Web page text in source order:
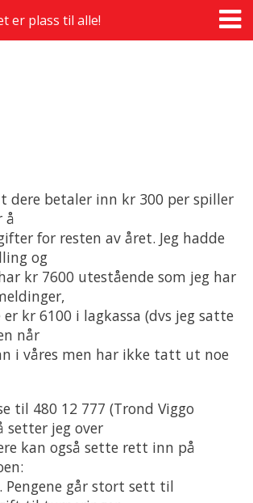
er plass til alle!
dere betaler inn kr 300 per spiller
å
for resten av året. Jeg hadde
og
kr 7600 utestående som jeg har
kr 6100 i lagkassa (dvs jeg satte
når
i våres men har ikke tatt ut noe
til 480 12 777 (Trond Viggo
setter jeg over
kan også sette rett inn på
Pengene går stort sett til